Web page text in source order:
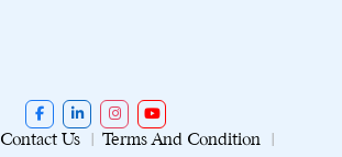
Contact Us
Terms And Condition